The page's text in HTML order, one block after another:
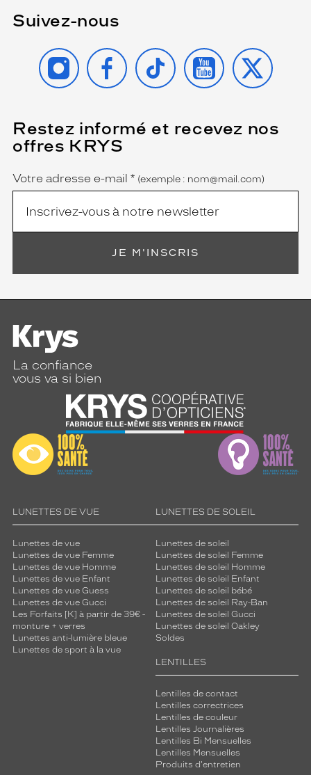
Suivez-nous
INSTAGRAMFACEBOOK
TIKTOK YOUTUBE
X
Restez informé et recevez nos
offres KRYS
Name
Votre adresse e-mail *
(Ce
champ
est
obligatoire)
(exemple : nom@mail.com)
JE M'INSCRIS
La confiance
vous va si bien
LUNETTES DE VUE
Lunettes de vue
Lunettes de vue Femme
Lunettes de vue Homme
Lunettes de vue Enfant
Lunettes de vue Guess
Lunettes de vue Gucci
Les Forfaits [K] à partir de 39€ -
monture + verres
Lunettes anti-lumière bleue
Lunettes de sport à la vue
LUNETTES DE SOLEIL
Lunettes de soleil
Lunettes de soleil Femme
Lunettes de soleil Homme
Lunettes de soleil Enfant
Lunettes de soleil bébé
Lunettes de soleil Ray-Ban
Lunettes de soleil Gucci
Lunettes de soleil Oakley
Soldes
LENTILLES
Lentilles de contact
Lentilles correctrices
Lentilles de couleur
Lentilles Journalières
Lentilles Bi Mensuelles
Lentilles Mensuelles
Produits d'entretien